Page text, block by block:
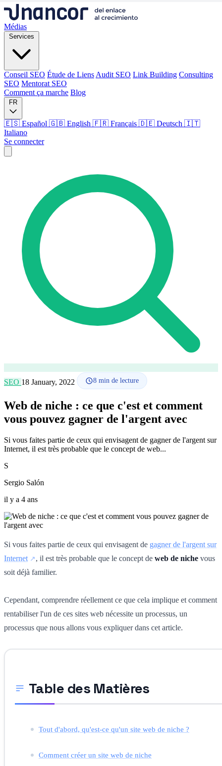
Médias
Services
Conseil SEO Étude de Liens Audit SEO Link Building Consulting
SEO Mentorat SEO
Comment ça marche Blog
FR
🇪🇸 Español 🇬🇧 English 🇫🇷 Français 🇩🇪 Deutsch 🇮🇹
Italiano
Se connecter
Conseil SEO Étude de Liens Link Building
Mentorat SEO
Comment ça marche
Langue
🇪🇸 ES
🇬🇧 EN
Se connecter
SEO 18 January, 2022 8 min de lecture
Web de niche : ce que c'est et comment
vous pouvez gagner de l'argent avec
Si vous faites partie de ceux qui envisagent de gagner de l'argent sur
Internet, il est très probable que le concept de web...
S
Sergio Salón
il y a 4 ans
Si vous faites partie de ceux qui envisagent de gagner de l'argent sur
Internet
, il est très probable que le concept de web de niche vous
soit déjà familier.
Cependant, comprendre réellement ce que cela implique et comment
rentabiliser l'un de ces sites web nécessite un processus, un
processus que nous allons vous expliquer dans cet article.
Table des Matières
Tout d'abord, qu'est-ce qu'un site web de niche ?
Comment créer un site web de niche